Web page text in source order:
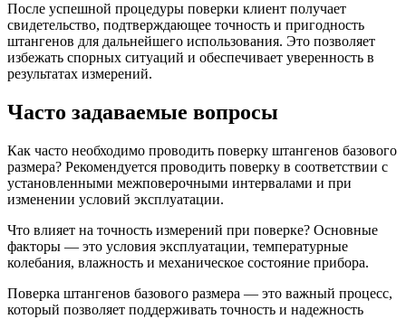
После успешной процедуры поверки клиент получает
свидетельство, подтверждающее точность и пригодность
штангенов для дальнейшего использования. Это позволяет
избежать спорных ситуаций и обеспечивает уверенность в
результатах измерений.
Часто задаваемые вопросы
Как часто необходимо проводить поверку штангенов базового
размера? Рекомендуется проводить поверку в соответствии с
установленными межповерочными интервалами и при
изменении условий эксплуатации.
Что влияет на точность измерений при поверке? Основные
факторы — это условия эксплуатации, температурные
колебания, влажность и механическое состояние прибора.
Поверка штангенов базового размера — это важный процесс,
который позволяет поддерживать точность и надежность